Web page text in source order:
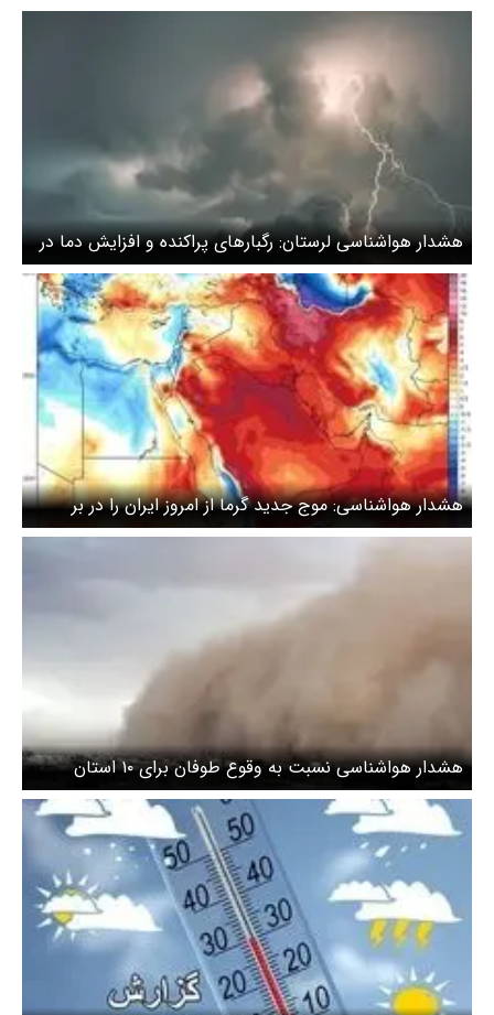
هشدار هواشناسی لرستان: رگبارهای پراکنده و افزایش دما در
راه است
هشدار هواشناسی: موج جدید گرما از امروز ایران را در بر
می‌گیرد
هشدار هواشناسی نسبت به وقوع طوفان برای ۱۰ استان